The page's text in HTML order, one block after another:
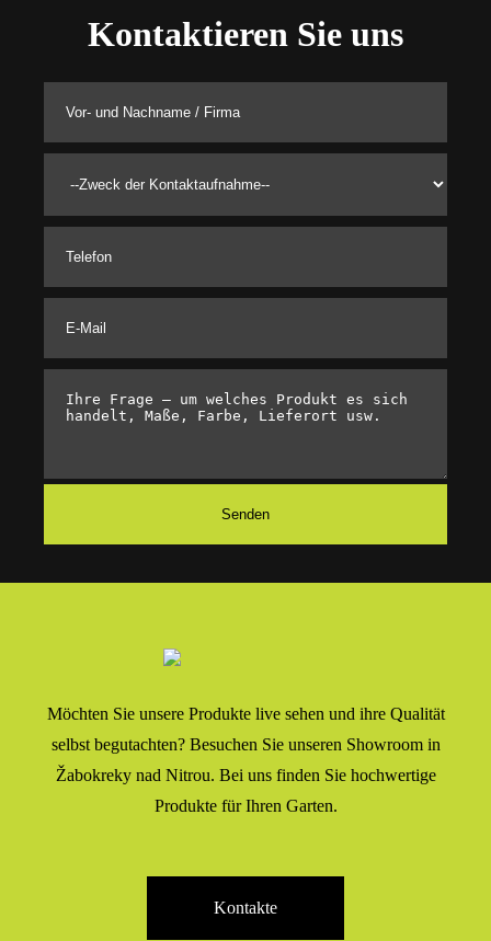
Kontaktieren Sie uns
Möchten Sie unsere Produkte live sehen und ihre Qualität
selbst begutachten? Besuchen Sie unseren Showroom in
Žabokreky nad Nitrou. Bei uns finden Sie hochwertige
Produkte für Ihren Garten.
Kontakte